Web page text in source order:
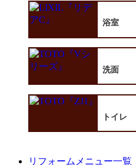
浴室
洗面
トイレ
リフォームメニュー一覧